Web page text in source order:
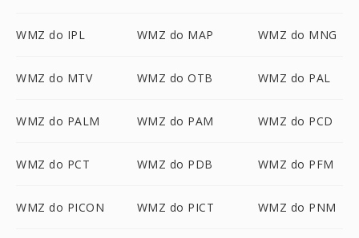
WMZ do IPL WMZ do MAP WMZ do MNG
WMZ do MTV WMZ do OTB WMZ do PAL
WMZ do PALM WMZ do PAM WMZ do PCD
WMZ do PCT WMZ do PDB WMZ do PFM
WMZ do PICON WMZ do PICT WMZ do PNM